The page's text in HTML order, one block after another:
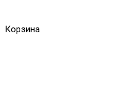
Корзина